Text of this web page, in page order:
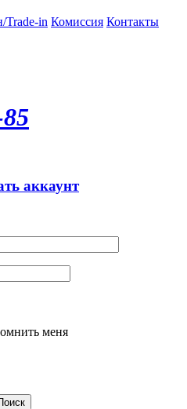
Trade-in Комиссия Контакты
аккаунт
меня